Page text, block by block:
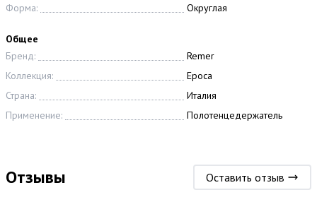
Форма:
Округлая
Общее
Бренд:
Remer
Коллекция:
Epoca
Страна:
Италия
Применение:
Полотенцедержатель
Отзывы Оставить отзыв